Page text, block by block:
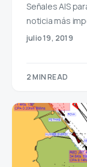
Señales AIS
noticia más
julio 19, 2019
2 MIN READ